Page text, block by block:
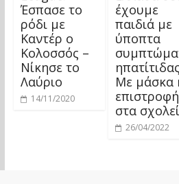
Έσπασε το
ρόδι με
Καντέρ ο
Κολοσσός –
Νίκησε το
Λαύριο
14/11/2020
έχουμε
παιδιά με
ύποπτα
Με μάσκα
επιστροφή
στα
26/04/2022